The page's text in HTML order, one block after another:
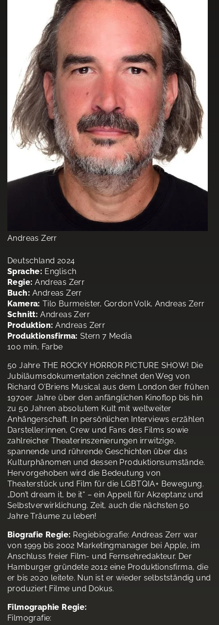
Andreas Zerr
Deutschland 2024
Sprache: Englisch
Regie: Andreas Zerr
Buch: Andreas Zerr
Kamera: Tilo Burmeister, Gordon Volk, Andreas Zerr
Schnitt: Andreas Zerr
Produktion: Andreas Zerr
Produktionsfirma: Stern 7 Media
100 min, Farbe
50 Jahre THE ROCKY HORROR PICTURE SHOW! Die
Jubiläumsdokumentation zeichnet den Weg von
Richard O’Briens Musical aus dem London der frühen
1970er Jahre über den anfänglichen Kinoflop bis hin
zu 50 Jahren absolutem Kult mit weltweiter
Anhängerschaft. In persönlichen Interviews erzählen
Darsteller:innen, Crew und Fans des Films sowie
zahlreicher Theaterinszenierungen irrwitzige,
spannende und rührende Geschichten über das
Kulturphänomen und dessen Produktionsumstände.
Hervorgehoben wird die Bedeutung von
Theaterstück und Film für die LGBTQIA+ Bewegung.
„Don’t dream it, be it“ – ein Appell für Akzeptanz und
Selbstverwirklichung. Zeit, auch die nächsten 50
Jahre Träume zu leben!
Biografie Regie: Regiebiografie: Andreas Zerr war
von 1999 bis 2002 Marketingmanager bei Apple, im
Anschluss freier Film- und Fernsehredakteur. Der
Hamburger gründete 2012 eine Produktionsfirma, die
er bis 2020 leitete. Nun ist er wieder selbstständig und
produziert Filme und Dokus.
Filmographie Regie:
Filmografie: